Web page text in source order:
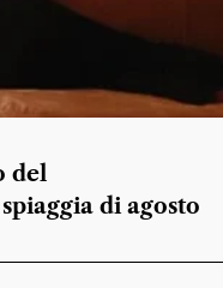
del
di agosto